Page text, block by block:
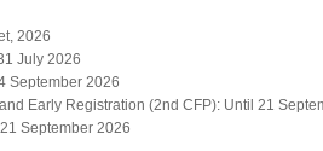
2026
July 2026
September 2026
Early Registration (2nd CFP): Until 21
September 2026